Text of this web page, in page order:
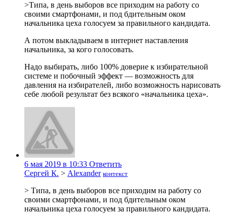
>Типа, в день выборов все приходим на работу со
своими смартфонами, и под бдительным оком
начальника цеха голосуем за правильного кандидата.
А потом выкладываем в интернет наставления
начальника, за кого голосовать.
Надо выбирать, либо 100% доверие к избирательной
системе и побочный эффект — возможность для
давления на избирателей, либо возможность нарисовать
себе любой результат без всякого «начальника цеха».
6 мая 2019 в 10:33 Ответить
Сергей К. > Alexander контекст
> Типа, в день выборов все приходим на работу со
своими смартфонами, и под бдительным оком
начальника цеха голосуем за правильного кандидата.